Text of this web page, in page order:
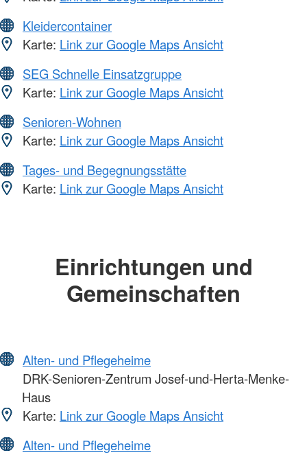
Kleidercontainer
Karte: Link zur Google Maps Ansicht
SEG Schnelle Einsatzgruppe
Karte: Link zur Google Maps Ansicht
Senioren-Wohnen
Karte: Link zur Google Maps Ansicht
Tages- und Begegnungsstätte
Karte: Link zur Google Maps Ansicht
Einrichtungen und
Gemeinschaften
Alten- und Pflegeheime
DRK-Senioren-Zentrum Josef-und-Herta-Menke-
Haus
Karte: Link zur Google Maps Ansicht
Alten- und Pflegeheime